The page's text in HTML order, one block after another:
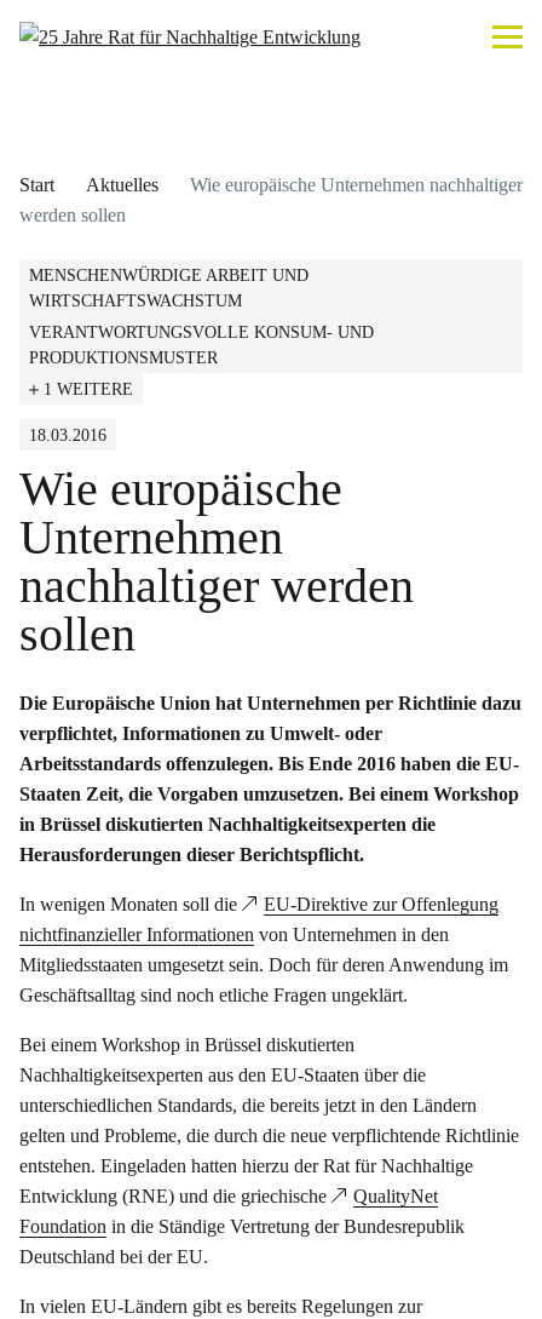
Start Aktuelles
Wie europäische Unternehmen nachhaltiger
werden sollen
MENSCHENWÜRDIGE ARBEIT UND
WIRTSCHAFTSWACHSTUM
VERANTWORTUNGSVOLLE KONSUM- UND
PRODUKTIONSMUSTER
1 WEITERE
18.03.2016
Wie europäische
Unternehmen
nachhaltiger werden
sollen
Die Europäische Union hat Unternehmen per Richtlinie dazu
verpflichtet, Informationen zu Umwelt- oder
Arbeitsstandards offenzulegen. Bis Ende 2016 haben die EU-
Staaten Zeit, die Vorgaben umzusetzen. Bei einem Workshop
in Brüssel diskutierten Nachhaltigkeitsexperten die
Herausforderungen dieser Berichtspflicht.
In wenigen Monaten soll die
EU-Direktive zur Offenlegung
nichtfinanzieller Informationen von Unternehmen in den
Mitgliedsstaaten umgesetzt sein. Doch für deren Anwendung im
Geschäftsalltag sind noch etliche Fragen ungeklärt.
Bei einem Workshop in Brüssel diskutierten
Nachhaltigkeitsexperten aus den EU-Staaten über die
unterschiedlichen Standards, die bereits jetzt in den Ländern
gelten und Probleme, die durch die neue verpflichtende Richtlinie
entstehen. Eingeladen hatten hierzu der Rat für Nachhaltige
Entwicklung (RNE) und die griechische
QualityNet
Foundation in die Ständige Vertretung der Bundesrepublik
Deutschland bei der EU.
In vielen EU-Ländern gibt es bereits Regelungen zur